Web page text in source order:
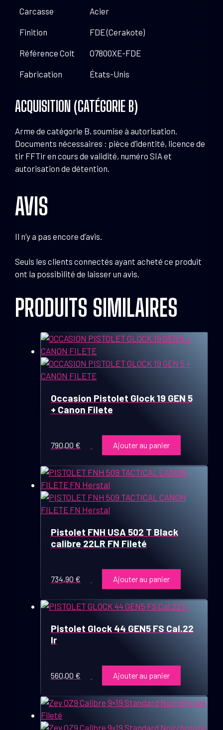
Carcasse Acier
Finition FDE (Cerakote)
Référence Colt O7800XE-FDE
Fabrication États-Unis
ACQUISITION (CATÉGORIE B)
Arme de catégorie B, soumise à autorisation.
Documents nécessaires : pièce d’identité, licence de
tir FFTir en cours de validité, numéro SIA et
autorisation de détention.
AVIS
Il n’y a pas encore d’avis.
Seuls les clients connectés ayant acheté ce produit
ont la possibilité de laisser un avis.
PRODUITS SIMILAIRES
Occasion Pistolet Glock 19 GEN 5
+ Canon Filete
790,00 € Ajouter au panier
Pistolet FNH USA 502 T Black
calibre 22LR FN Fileté
734,90 € Ajouter au panier
Pistolet Glock 44 GEN5 FS Cal.22
lr
560,00 € Ajouter au panier